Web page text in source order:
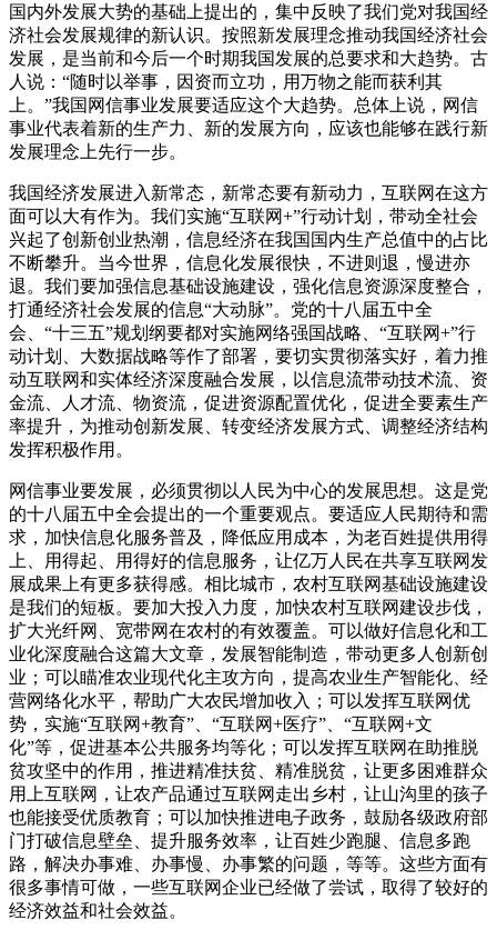
国内外发展大势的基础上提出的，集中反映了我们党对我国经
济社会发展规律的新认识。按照新发展理念推动我国经济社会
发展，是当前和今后一个时期我国发展的总要求和大趋势。古
人说：“随时以举事，因资而立功，用万物之能而获利其
上。”我国网信事业发展要适应这个大趋势。总体上说，网信
事业代表着新的生产力、新的发展方向，应该也能够在践行新
发展理念上先行一步。
我国经济发展进入新常态，新常态要有新动力，互联网在这方
面可以大有作为。我们实施“互联网+”行动计划，带动全社会
兴起了创新创业热潮，信息经济在我国国内生产总值中的占比
不断攀升。当今世界，信息化发展很快，不进则退，慢进亦
退。我们要加强信息基础设施建设，强化信息资源深度整合，
打通经济社会发展的信息“大动脉”。党的十八届五中全
会、“十三五”规划纲要都对实施网络强国战略、“互联网+”行
动计划、大数据战略等作了部署，要切实贯彻落实好，着力推
动互联网和实体经济深度融合发展，以信息流带动技术流、资
金流、人才流、物资流，促进资源配置优化，促进全要素生产
率提升，为推动创新发展、转变经济发展方式、调整经济结构
发挥积极作用。
网信事业要发展，必须贯彻以人民为中心的发展思想。这是党
的十八届五中全会提出的一个重要观点。要适应人民期待和需
求，加快信息化服务普及，降低应用成本，为老百姓提供用得
上、用得起、用得好的信息服务，让亿万人民在共享互联网发
展成果上有更多获得感。相比城市，农村互联网基础设施建设
是我们的短板。要加大投入力度，加快农村互联网建设步伐，
扩大光纤网、宽带网在农村的有效覆盖。可以做好信息化和工
业化深度融合这篇大文章，发展智能制造，带动更多人创新创
业；可以瞄准农业现代化主攻方向，提高农业生产智能化、经
营网络化水平，帮助广大农民增加收入；可以发挥互联网优
势，实施“互联网+教育”、“互联网+医疗”、“互联网+文
化”等，促进基本公共服务均等化；可以发挥互联网在助推脱
贫攻坚中的作用，推进精准扶贫、精准脱贫，让更多困难群众
用上互联网，让农产品通过互联网走出乡村，让山沟里的孩子
也能接受优质教育；可以加快推进电子政务，鼓励各级政府部
门打破信息壁垒、提升服务效率，让百姓少跑腿、信息多跑
路，解决办事难、办事慢、办事繁的问题，等等。这些方面有
很多事情可做，一些互联网企业已经做了尝试，取得了较好的
经济效益和社会效益。